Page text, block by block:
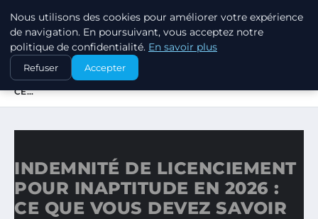
MARKETING STRATEGIQUE
ACCUEIL
INDEMNITÉ DE LICENCIEMENT POUR INAPTITUDE EN 2026 :
CE…
INDEMNITÉ DE LICENCIEMENT
POUR INAPTITUDE EN 2026 :
CE QUE VOUS DEVEZ SAVOIR
Nous utilisons des cookies pour améliorer votre expérience
de navigation. En poursuivant, vous acceptez notre
politique de confidentialité. En savoir plus
Refuser Accepter